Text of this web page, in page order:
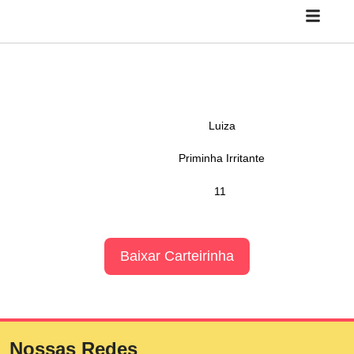
Luiza
Priminha Irritante
11
Baixar Carteirinha
Nossas Redes